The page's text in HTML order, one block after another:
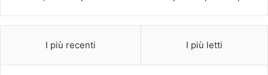
I più recenti I più letti